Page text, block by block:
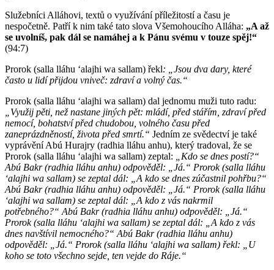
Služebníci Alláhovi, textů o využívání příležitostí a času je
nespočetně. Patří k nim také tato slova Všemohoucího Alláha: „A až
se uvolníš, pak dál se namáhej a k Pánu svému v touze spěj!“
(94:7)
Prorok (salla lláhu ʻalajhi wa sallam) řekl: „Jsou dva dary, které
často u lidí přijdou vniveč: zdraví a volný čas.“
Prorok (salla lláhu ʻalajhi wa sallam) dal jednomu muži tuto radu:
„Využij pěti, než nastane jiných pět: mládí, před stářím, zdraví před
nemocí, bohatství před chudobou, volného času před
zaneprázdněností, života před smrtí.“ Jedním ze svědectví je také
vyprávění Abú Hurajry (radhia lláhu anhu), který tradoval, že se
Prorok (salla lláhu ʻalajhi wa sallam) zeptal:
„Kdo se dnes postí?“
Abú Bakr (radhia lláhu anhu) odpověděl: „Já.“ Prorok (salla lláhu
ʻalajhi wa sallam) se zeptal dál: „A kdo se dnes zúčastnil pohřbu?“
Abú Bakr (radhia lláhu anhu) odpověděl: „Já.“ Prorok (salla lláhu
ʻalajhi wa sallam) se zeptal dál: „A kdo z vás nakrmil
potřebného?“ Abú Bakr (radhia lláhu anhu) odpověděl: „Já.“
Prorok (salla lláhu ʻalajhi wa sallam) se zeptal dál: „A kdo z vás
dnes navštívil nemocného?“ Abú Bakr (radhia lláhu anhu)
odpověděl: „Já.“ Prorok (salla lláhu ʻalajhi wa sallam) řekl: „U
koho se toto všechno sejde, ten vejde do Ráje.“